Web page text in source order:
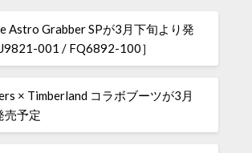
Astro Grabber SPが3月下旬より発
001 / FQ6892-100］
× Timberland コラボブーツが3月
売予定